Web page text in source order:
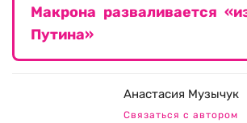
Макрона разваливается
Путина»
Анастасия Музычук
Связаться с автором